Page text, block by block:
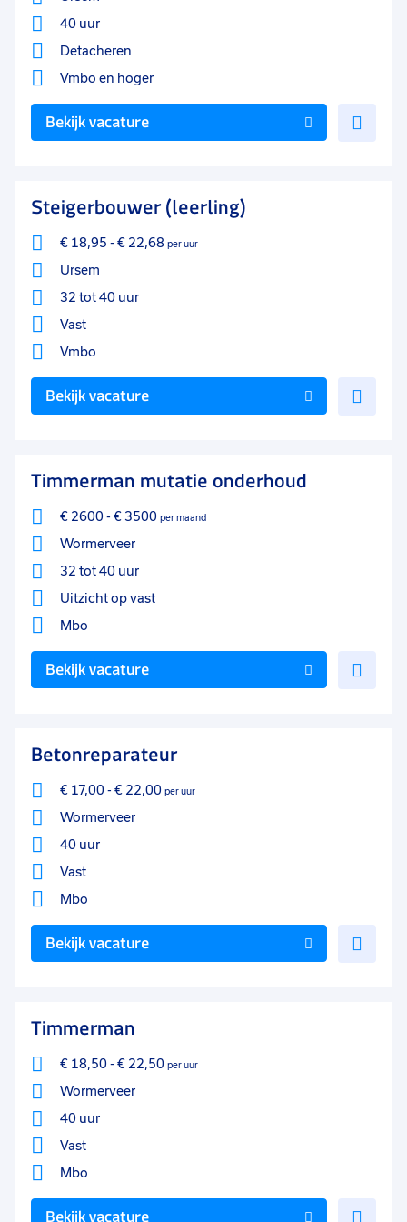
40 uur
Detacheren
Vmbo en hoger
Bekijk vacature
Steigerbouwer (leerling)
€ 18,95 - € 22,68 per uur
Ursem
32 tot 40 uur
Vast
Vmbo
Bekijk vacature
Timmerman mutatie onderhoud
€ 2600- € 3500 per maand
Wormerveer
32 tot 40 uur
Uitzicht op vast
Mbo
Bekijk vacature
Betonreparateur
€ 17,00- € 22,00 per uur
Wormerveer
40 uur
Vast
Mbo
Bekijk vacature
Timmerman
€ 18,50- € 22,50 per uur
Wormerveer
40 uur
Vast
Mbo
Bekijk vacature